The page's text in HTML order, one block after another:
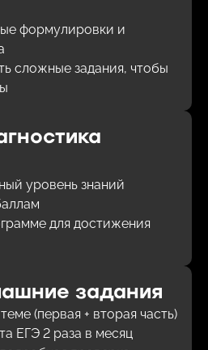
формулировки и
сложные задания, чтобы
уровень знаний
для достижения
задания
(первая + вторая часть)
ЕГЭ 2 раза в месяц